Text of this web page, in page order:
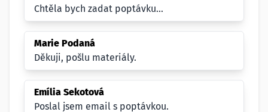
Chtěla bych zadat poptávku...
Marie Podaná
Děkuji, pošlu materiály.
Emília Sekotová
Poslal jsem email s poptávkou.